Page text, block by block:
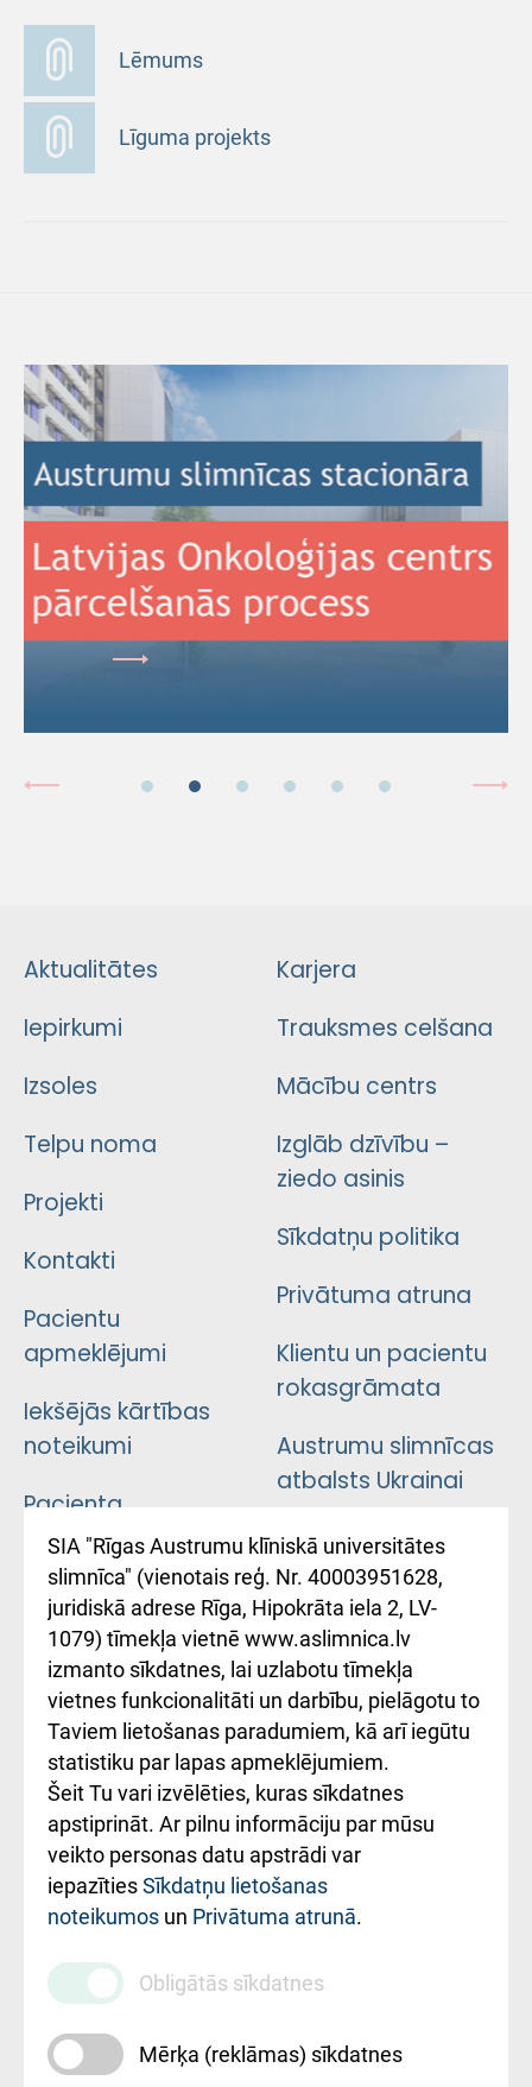
Lēmums
Līguma projekts
Aktualitātes
Iepirkumi
Izsoles
Telpu noma
Projekti
Kontakti
Pacientu
apmeklējumi
Iekšējās kārtības
noteikumi
Pacienta
atsauksmju/sūdzību
iesniegšanas
kārtība
Kā pie mums nokļūt
Rēķinu apmaksas
ceļvedis
Rekvizīti un
ārstniecības
iestādes kods
010000234
Maksas
pakalpojumu
cenrādis
Karjera
Trauksmes celšana
Mācību centrs
Izglāb dzīvību –
ziedo asinis
Sīkdatņu politika
Privātuma atruna
Klientu un pacientu
rokasgrāmata
Austrumu slimnīcas
atbalsts Ukrainai
Підтримка Східної
лікарні та співпраця з
Україною
SIA "Rīgas Austrumu klīniskā universitātes
slimnīca" (vienotais reģ. Nr. 40003951628,
juridiskā adrese Rīga, Hipokrāta iela 2, LV-
1079) tīmekļa vietnē www.aslimnica.lv
izmanto sīkdatnes, lai uzlabotu tīmekļa
vietnes funkcionalitāti un darbību, pielāgotu to
Taviem lietošanas paradumiem, kā arī iegūtu
statistiku par lapas apmeklējumiem.
Šeit Tu vari izvēlēties, kuras sīkdatnes
apstiprināt. Ar pilnu informāciju par mūsu
veikto personas datu apstrādi var
iepazītiesSīkdatņu lietošanas
noteikumos un Privātuma atrunā.
Obligātās sīkdatnes
Mērķa (reklāmas) sīkdatnes